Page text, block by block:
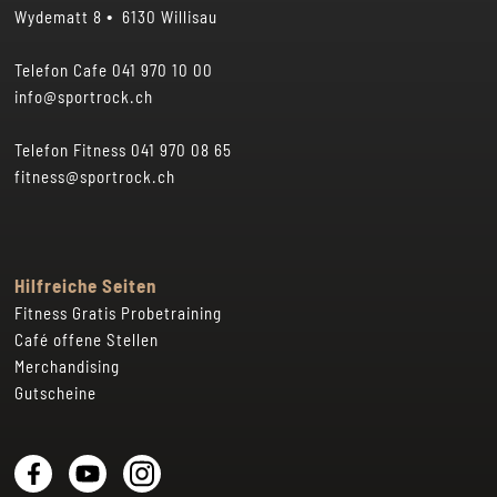
Wydematt 8• 6130 Willisau
Telefon Cafe 041 970 10 00
info@sportrock.ch
Telefon Fitness 041 970 08 65
fitness@sportrock.ch
Hilfreiche Seiten
Fitness Gratis Probetraining
Café offene Stellen
Merchandising
Gutscheine